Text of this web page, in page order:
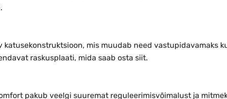
mis muudab need vastupidavamaks
raskusplaati, mida saab osta siit.
pakub veelgi suuremat reguleerimisvõimalust ja